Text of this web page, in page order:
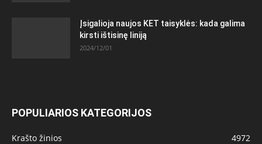
Įsigalioja naujos KET taisyklės: kada galima
kirsti ištisinę liniją
2024/12/01
POPULIARIOS KATEGORIJOS
Krašto žinios
4972